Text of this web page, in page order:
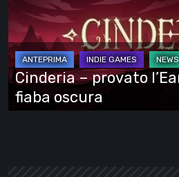
l’Early
Access:
una
fiaba
oscura
Cinderia – provato
fiaba oscura